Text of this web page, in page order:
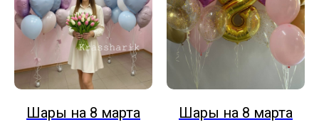
Шары на 8 марта
Шары на 8 марта